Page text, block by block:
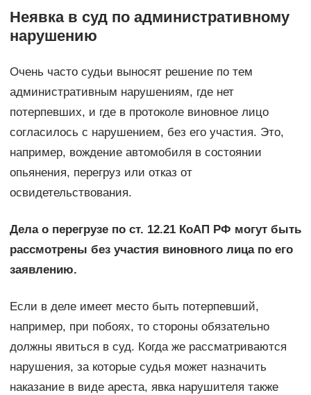
Неявка в суд по административному
нарушению
Очень часто судьи выносят решение по тем
административным нарушениям, где нет
потерпевших, и где в протоколе виновное лицо
согласилось с нарушением, без его участия. Это,
например, вождение автомобиля в состоянии
опьянения, перегруз или отказ от
освидетельствования.
Дела о перегрузе по ст. 12.21 КоАП РФ могут быть
рассмотрены без участия виновного лица по его
заявлению.
Если в деле имеет место быть потерпевший,
например, при побоях, то стороны обязательно
должны явиться в суд. Когда же рассматриваются
нарушения, за которые судья может назначить
наказание в виде ареста, явка нарушителя также